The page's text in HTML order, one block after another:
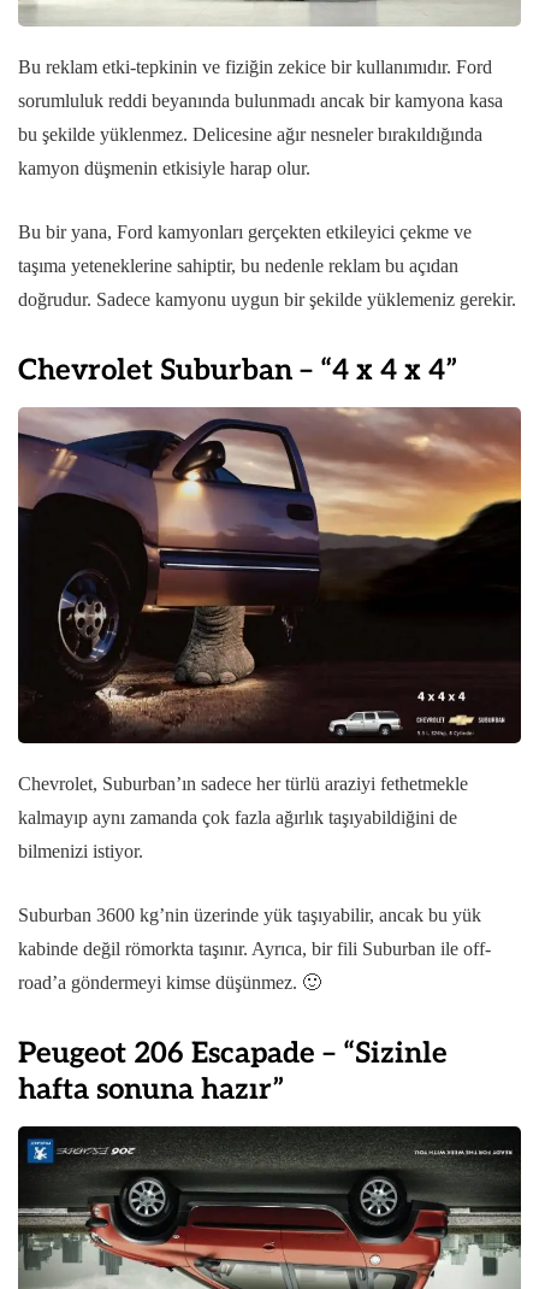
Bu reklam etki-tepkinin ve fiziğin zekice bir kullanımıdır. Ford
sorumluluk reddi beyanında bulunmadı ancak bir kamyona kasa
bu şekilde yüklenmez. Delicesine ağır nesneler bırakıldığında
kamyon düşmenin etkisiyle harap olur.
Bu bir yana, Ford kamyonları gerçekten etkileyici çekme ve
taşıma yeteneklerine sahiptir, bu nedenle reklam bu açıdan
doğrudur. Sadece kamyonu uygun bir şekilde yüklemeniz gerekir.
Chevrolet Suburban – “4 x 4 x 4”
Chevrolet, Suburban’ın sadece her türlü araziyi fethetmekle
kalmayıp aynı zamanda çok fazla ağırlık taşıyabildiğini de
bilmenizi istiyor.
Suburban 3600 kg’nin üzerinde yük taşıyabilir, ancak bu yük
kabinde değil römorkta taşınır. Ayrıca, bir fili Suburban ile off-
road’a göndermeyi kimse düşünmez. 🙂
Peugeot 206 Escapade – “Sizinle
hafta sonuna hazır”